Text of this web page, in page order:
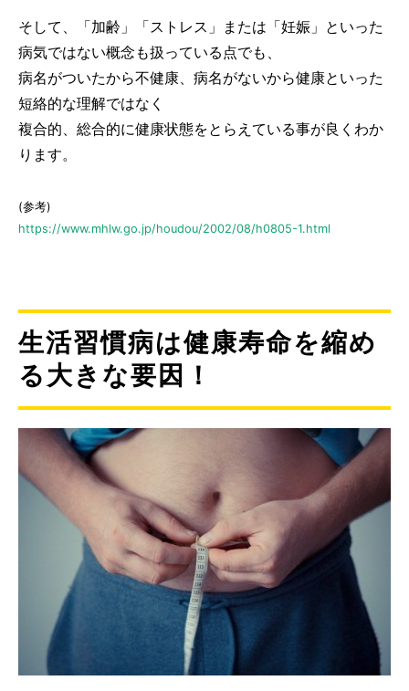
そして、「加齢」「ストレス」または「妊娠」といった
病気ではない概念も扱っている点でも、
病名がついたから不健康、病名がないから健康といった
短絡的な理解ではなく
複合的、総合的に健康状態をとらえている事が良くわか
ります。
(参考)
https://www.mhlw.go.jp/houdou/2002/08/h0805-1.html
生活習慣病は健康寿命を縮め
る大きな要因！